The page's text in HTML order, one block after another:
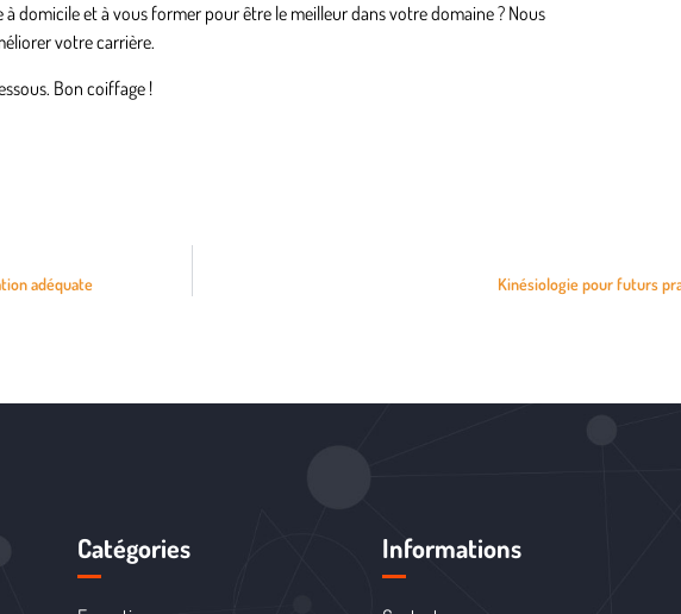
domicile et à vous former pour être le meilleur dans votre domaine ? Nous
votre carrière.
Bon coiffage !
adéquate Kinésiologie pour futurs
Catégories Informations